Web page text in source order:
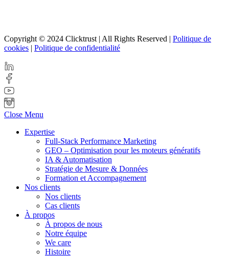
Copyright © 2024 Clicktrust | All Rights Reserved | Politique de
cookies | Politique de confidentialité
Close Menu
Expertise
Full-Stack Performance Marketing
GEO – Optimisation pour les moteurs génératifs
IA & Automatisation
Stratégie de Mesure & Données
Formation et Accompagnement
Nos clients
Nos clients
Cas clients
À propos
À propos de nous
Notre équipe
We care
Histoire